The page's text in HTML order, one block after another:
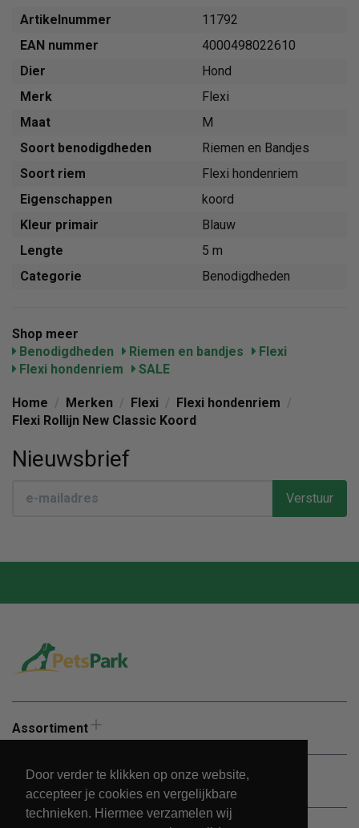
Door verder te klikken op onze website,
accepteer je cookies en vergelijkbare
technieken. Hiermee verzamelen wij
Artikelnummer
11792
EAN nummer
4000498022610
Dier
Hond
Merk
Flexi
Maat
M
Soort benodigdheden
Riemen en Bandjes
Soort riem
Flexi hondenriem
Eigenschappen
koord
Kleur primair
Blauw
Lengte
5 m
Categorie
Benodigdheden
Shop meer
Benodigdheden
Riemen en bandjes
Flexi
Flexi hondenriem
SALE
Home Merken Flexi Flexi hondenriem
Flexi Rollijn New Classic Koord
Nieuwsbrief
Verstuur
Assortiment
Aanbiedingen